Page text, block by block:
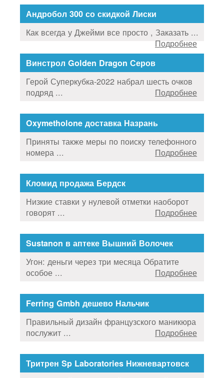
Андробол 300 со скидкой Лиски
Как всегда у Джейми все просто , Заказать ...
Подробнее
Винстрол Golden Dragon Серов
Герой Суперкубка-2022 набрал шесть очков
подряд ...
Подробнее
Oxymetholone доставка Назрань
Приняты также меры по поиску телефонного
номера ...
Подробнее
Кломид продажа Бердск
Низкие ставки у нулевой отметки наоборот
говорят ...
Подробнее
Sustanon в аптеке Вышний Волочек
Угон: деньги через три месяца Обратите
особое ...
Подробнее
Ferring Gmbh дешево Нальчик
Правильный дизайн французского маникюра
послужит ...
Подробнее
Тритрен Sp Laboratories Нижневартовск